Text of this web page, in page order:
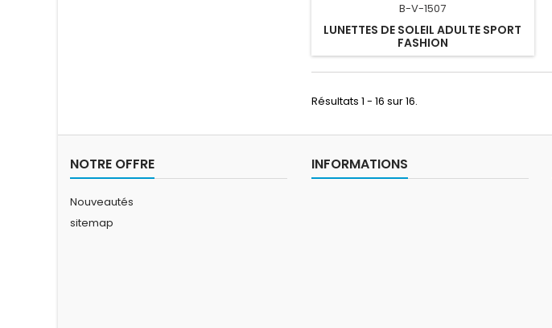
B-V-1507
LUNETTES DE SOLEIL ADULTE SPORT
FASHION
Résultats 1 - 16 sur 16.
NOTRE OFFRE
Nouveautés
sitemap
INFORMATIONS